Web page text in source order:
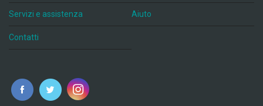
Servizi e assistenza Aiuto
Contatti